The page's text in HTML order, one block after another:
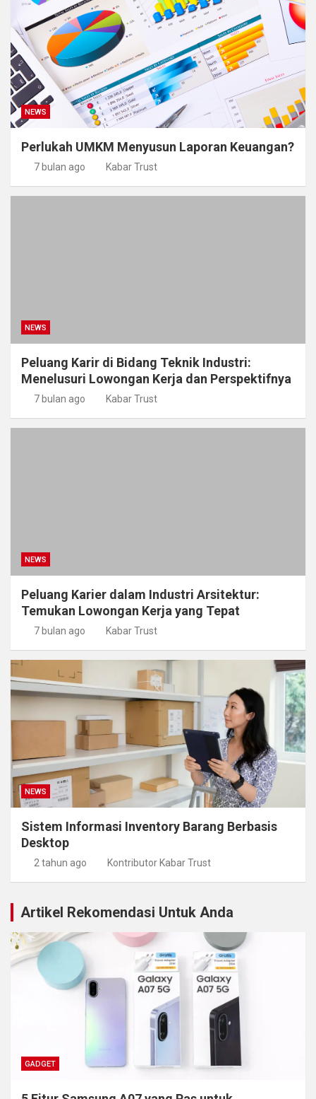
NEWS
Perlukah UMKM Menyusun Laporan Keuangan?
7 bulan ago Kabar Trust
NEWS
Peluang Karir di Bidang Teknik Industri:
Menelusuri Lowongan Kerja dan Perspektifnya
7 bulan ago Kabar Trust
NEWS
Peluang Karier dalam Industri Arsitektur:
Temukan Lowongan Kerja yang Tepat
7 bulan ago Kabar Trust
NEWS
Sistem Informasi Inventory Barang Berbasis
Desktop
2 tahun ago Kontributor Kabar Trust
Artikel Rekomendasi Untuk Anda
GADGET